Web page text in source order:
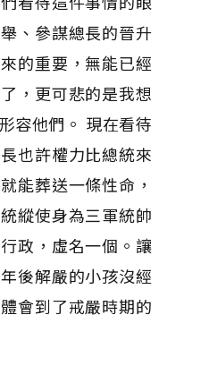
、參謀總長的晉升
的重要，無能已經
，更可悲的是我想
容他們。 現在看待
也許權力比總統來
能葬送一條性命，
縱使身為三軍統帥
政，虛名一個。讓
後解嚴的小孩沒經
會到了戒嚴時期的